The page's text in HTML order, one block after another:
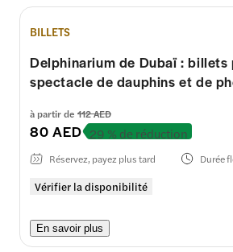
BILLETS
Delphinarium de Dubaï : billets
spectacle de dauphins et de
à partir de 112 AED
80 AED 29 % de réduction
Vérifier la disponibilité
Réservez, payez plus tard Durée
En savoir plus